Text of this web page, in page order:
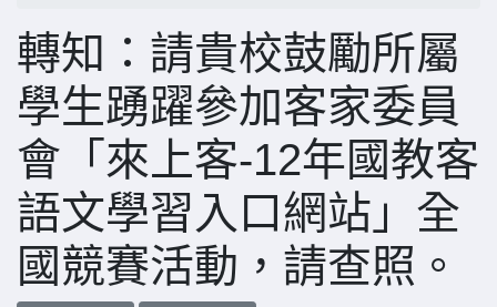
轉知：請貴校鼓勵所屬
學生踴躍參加客家委員
會「來上客-12年國教客
語文學習入口網站」全
國競賽活動，請查照。